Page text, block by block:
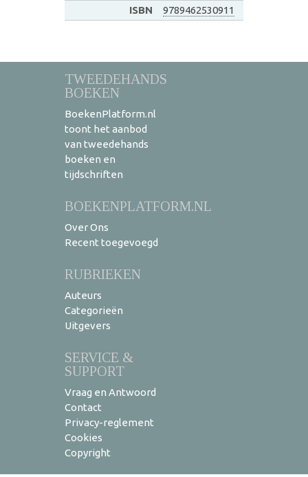
ISBN
9789462530911
TWEEDEHANDS
BOEKEN
BoekenPlatform.nl
toont het aanbod
van tweedehands
boeken en
tijdschriften
BOEKENPLATFORM.NL
Over Ons
Recent toegevoegd
RUBRIEKEN
Auteurs
Categorieën
Uitgevers
SERVICE &
SUPPORT
Vraag en Antwoord
Contact
Privacy-reglement
Cookies
Copyright